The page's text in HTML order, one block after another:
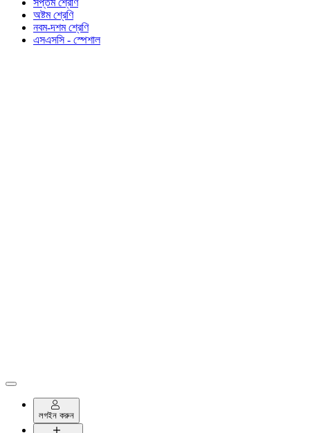
সপ্তম শ্রেণি
অষ্টম শ্রেণি
নবম-দশম শ্রেণি
এসএসসি - স্পেশাল
লগইন করুন